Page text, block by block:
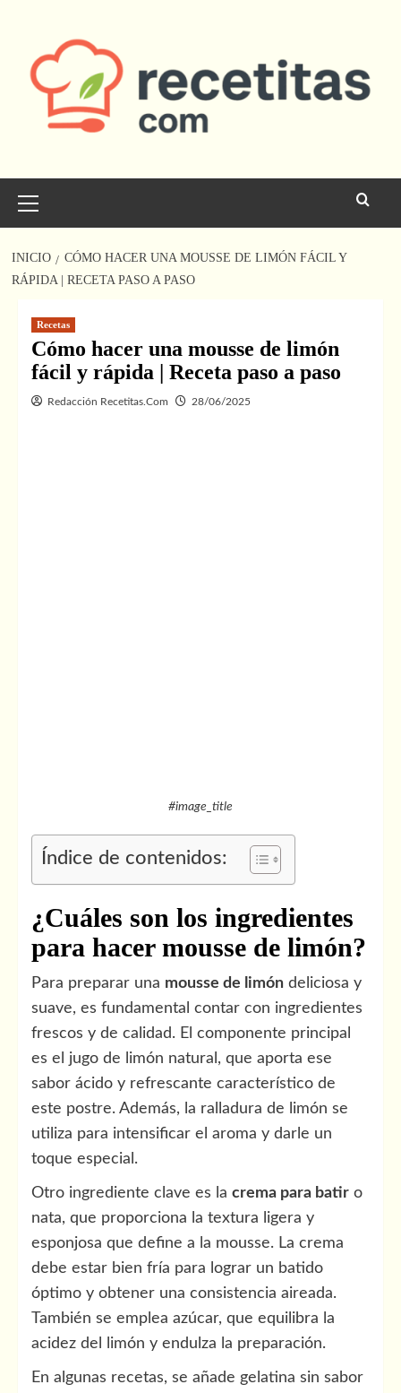
contenido
principal
INICIO
CÓMO HACER UNA MOUSSE DE LIMÓN FÁCIL Y
RÁPIDA | RECETA PASO A PASO
Recetas
Cómo hacer una mousse de limón
fácil y rápida | Receta paso a paso
Redacción Recetitas.Com 28/06/2025
#image_title
Índice de contenidos:
¿Cuáles son los ingredientes
para hacer mousse de limón?
Para preparar una mousse de limón deliciosa y
suave, es fundamental contar con ingredientes
frescos y de calidad. El componente principal
es el jugo de limón natural, que aporta ese
sabor ácido y refrescante característico de
este postre. Además, la ralladura de limón se
utiliza para intensificar el aroma y darle un
toque especial.
Otro ingrediente clave es la crema para batir o
nata, que proporciona la textura ligera y
esponjosa que define a la mousse. La crema
debe estar bien fría para lograr un batido
óptimo y obtener una consistencia aireada.
También se emplea azúcar, que equilibra la
acidez del limón y endulza la preparación.
En algunas recetas, se añade gelatina sin sabor